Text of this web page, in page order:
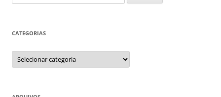
por:
CATEGORIAS
Categorias